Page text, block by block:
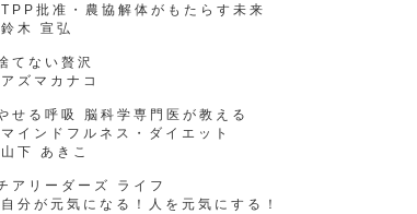
批准・農協解体がもたらす未来
木 宣弘
てない贅沢
ズマカナコ
せる呼吸 脳科学専門医が教える
ンドフルネス・ダイエット
下 あきこ
アリーダーズ ライフ
が元気になる！人を元気にする！